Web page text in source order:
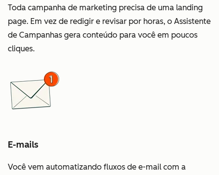
Toda campanha de marketing precisa de uma landing
page. Em vez de redigir e revisar por horas, o Assistente
de Campanhas gera conteúdo para você em poucos
cliques.
E-mails
Você vem automatizando fluxos de e-mail com a